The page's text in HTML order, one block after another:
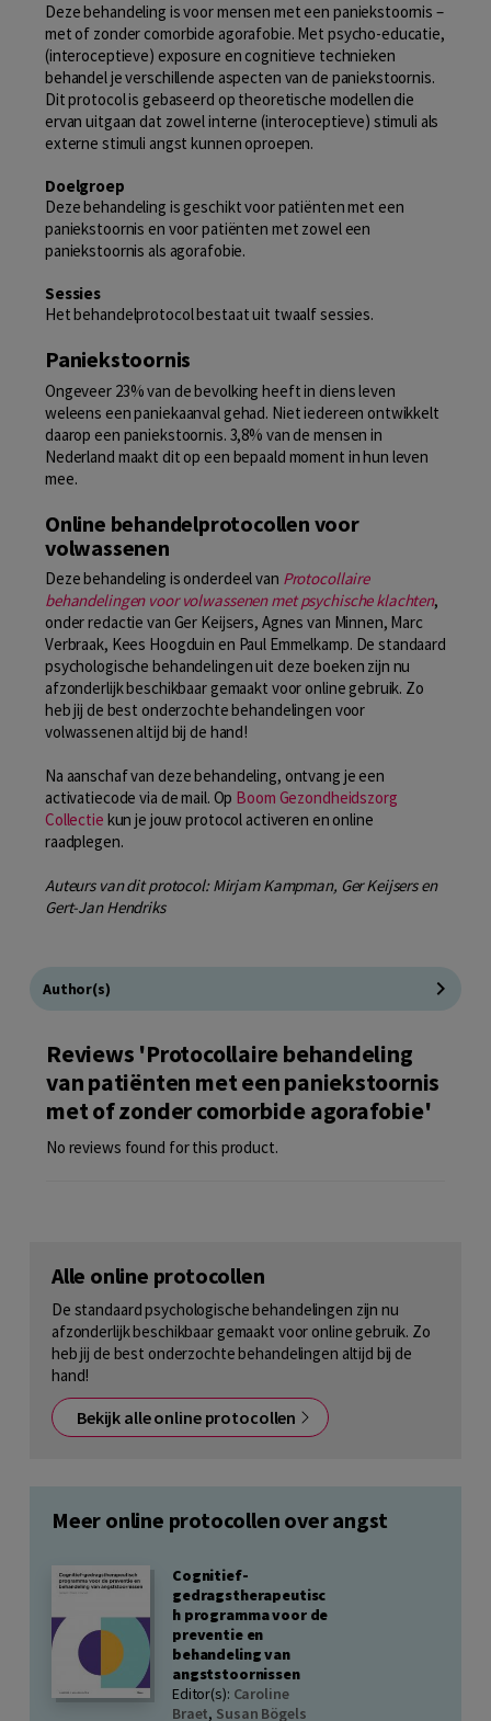
Deze behandeling is voor mensen met een paniekstoornis –
met of zonder comorbide agorafobie. Met psycho-educatie,
(interoceptieve) exposure en cognitieve technieken
behandel je verschillende aspecten van de paniekstoornis.
Dit protocol is gebaseerd op theoretische modellen die
ervan uitgaan dat zowel interne (interoceptieve) stimuli als
externe stimuli angst kunnen oproepen.
Doelgroep
Deze behandeling is geschikt voor patiënten met een
paniekstoornis en voor patiënten met zowel een
paniekstoornis als agorafobie.
Sessies
Het behandelprotocol bestaat uit twaalf sessies.
Paniekstoornis
Ongeveer 23% van de bevolking heeft in diens leven
weleens een paniekaanval gehad. Niet iedereen ontwikkelt
daarop een paniekstoornis. 3,8% van de mensen in
Nederland maakt dit op een bepaald moment in hun leven
mee.
Online behandelprotocollen voor
volwassenen
Deze behandeling is onderdeel van Protocollaire
behandelingen voor volwassenen met psychische klachten,
onder redactie van Ger Keijsers, Agnes van Minnen, Marc
Verbraak, Kees Hoogduin en Paul Emmelkamp. De standaard
psychologische behandelingen uit deze boeken zijn nu
afzonderlijk beschikbaar gemaakt voor online gebruik. Zo
heb jij de best onderzochte behandelingen voor
volwassenen altijd bij de hand!
Na aanschaf van deze behandeling, ontvang je een
activatiecode via de mail. Op Boom Gezondheidszorg
Collectie kun je jouw protocol activeren en online
raadplegen.
Auteurs van dit protocol: Mirjam Kampman, Ger Keijsers en
Gert-Jan Hendriks
Author(s)
Reviews 'Protocollaire behandeling
van patiënten met een paniekstoornis
met of zonder comorbide agorafobie'
No reviews found for this product.
Alle online protocollen
De standaard psychologische behandelingen zijn nu
afzonderlijk beschikbaar gemaakt voor online gebruik. Zo
heb jij de best onderzochte behandelingen altijd bij de
hand!
Bekijk alle online protocollen
Meer online protocollen over angst
Cognitief-
gedragstherapeutisc
h programma voor de
preventie en
behandeling van
angststoornissen
Editor(s): Caroline
Braet, Susan Bögels